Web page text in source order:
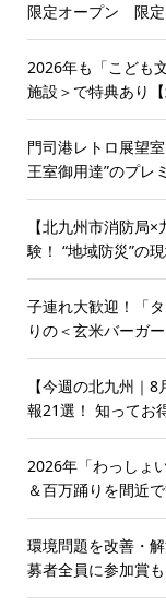
限定オープン 限定
2026年も「こども
施設＞で特典あり
門司港レトロ展望
王室御用達”のプレ
【北九州市消防局
験！ “地域防災”の
子連れ大歓迎！「
りの＜玄米バーガ
【今週の北九州｜
報21選！ 知ってお
2026年「わっしょ
＆百万踊りを間近
環境問題を改善・
募者全員に参加賞